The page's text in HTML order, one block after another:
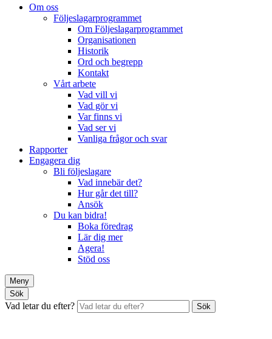
Om oss
Följeslagarprogrammet
Om Följeslagarprogrammet
Organisationen
Historik
Ord och begrepp
Kontakt
Vårt arbete
Vad vill vi
Vad gör vi
Var finns vi
Vad ser vi
Vanliga frågor och svar
Rapporter
Engagera dig
Bli följeslagare
Vad innebär det?
Hur går det till?
Ansök
Du kan bidra!
Boka föredrag
Lär dig mer
Agera!
Stöd oss
Meny
Sök
Vad letar du efter? Sök